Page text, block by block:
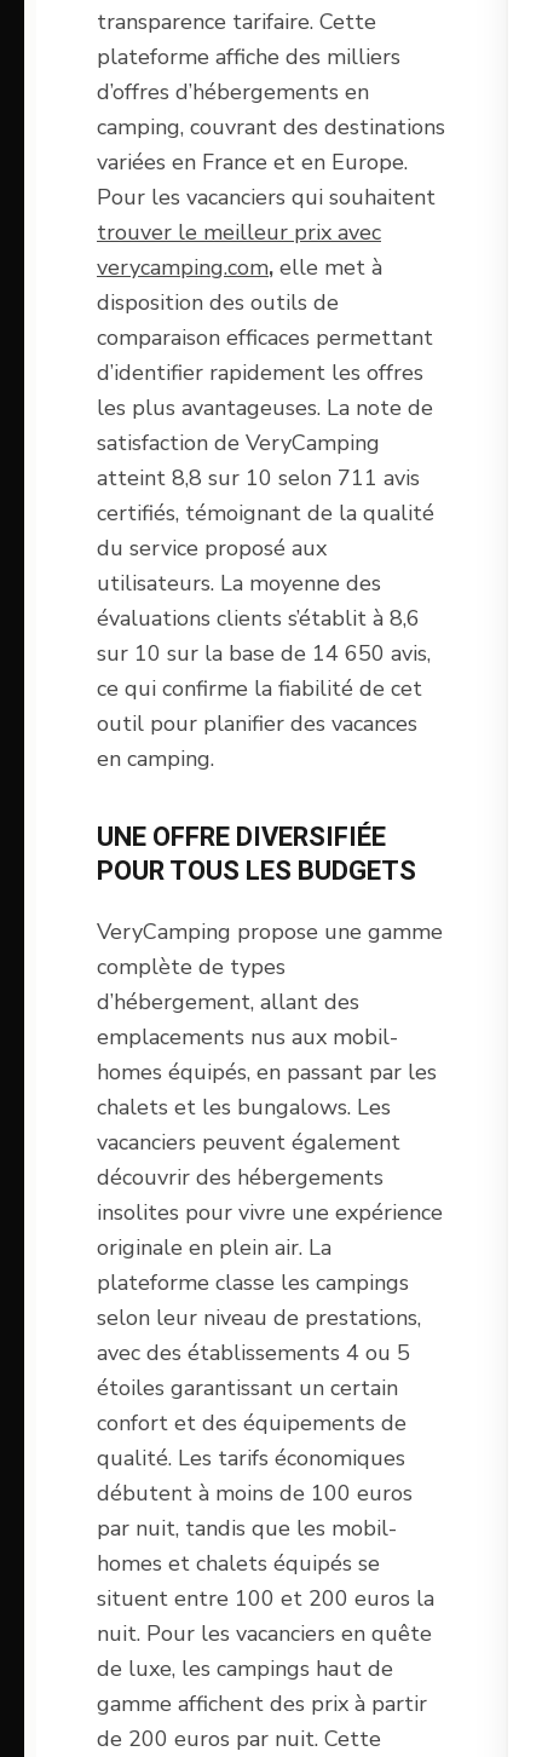
transparence tarifaire. Cette
plateforme affiche des milliers
d’offres d’hébergements en
camping, couvrant des destinations
variées en France et en Europe.
Pour les vacanciers qui souhaitent
trouver le meilleur prix avec
verycamping.com, elle met à
disposition des outils de
comparaison efficaces permettant
d’identifier rapidement les offres
les plus avantageuses. La note de
satisfaction de VeryCamping
atteint 8,8 sur 10 selon 711 avis
certifiés, témoignant de la qualité
du service proposé aux
utilisateurs. La moyenne des
évaluations clients s’établit à 8,6
sur 10 sur la base de 14 650 avis,
ce qui confirme la fiabilité de cet
outil pour planifier des vacances
en camping.
UNE OFFRE DIVERSIFIÉE
POUR TOUS LES BUDGETS
VeryCamping propose une gamme
complète de types
d’hébergement, allant des
emplacements nus aux mobil-
homes équipés, en passant par les
chalets et les bungalows. Les
vacanciers peuvent également
découvrir des hébergements
insolites pour vivre une expérience
originale en plein air. La
plateforme classe les campings
selon leur niveau de prestations,
avec des établissements 4 ou 5
étoiles garantissant un certain
confort et des équipements de
qualité. Les tarifs économiques
débutent à moins de 100 euros
par nuit, tandis que les mobil-
homes et chalets équipés se
situent entre 100 et 200 euros la
nuit. Pour les vacanciers en quête
de luxe, les campings haut de
gamme affichent des prix à partir
de 200 euros par nuit. Cette